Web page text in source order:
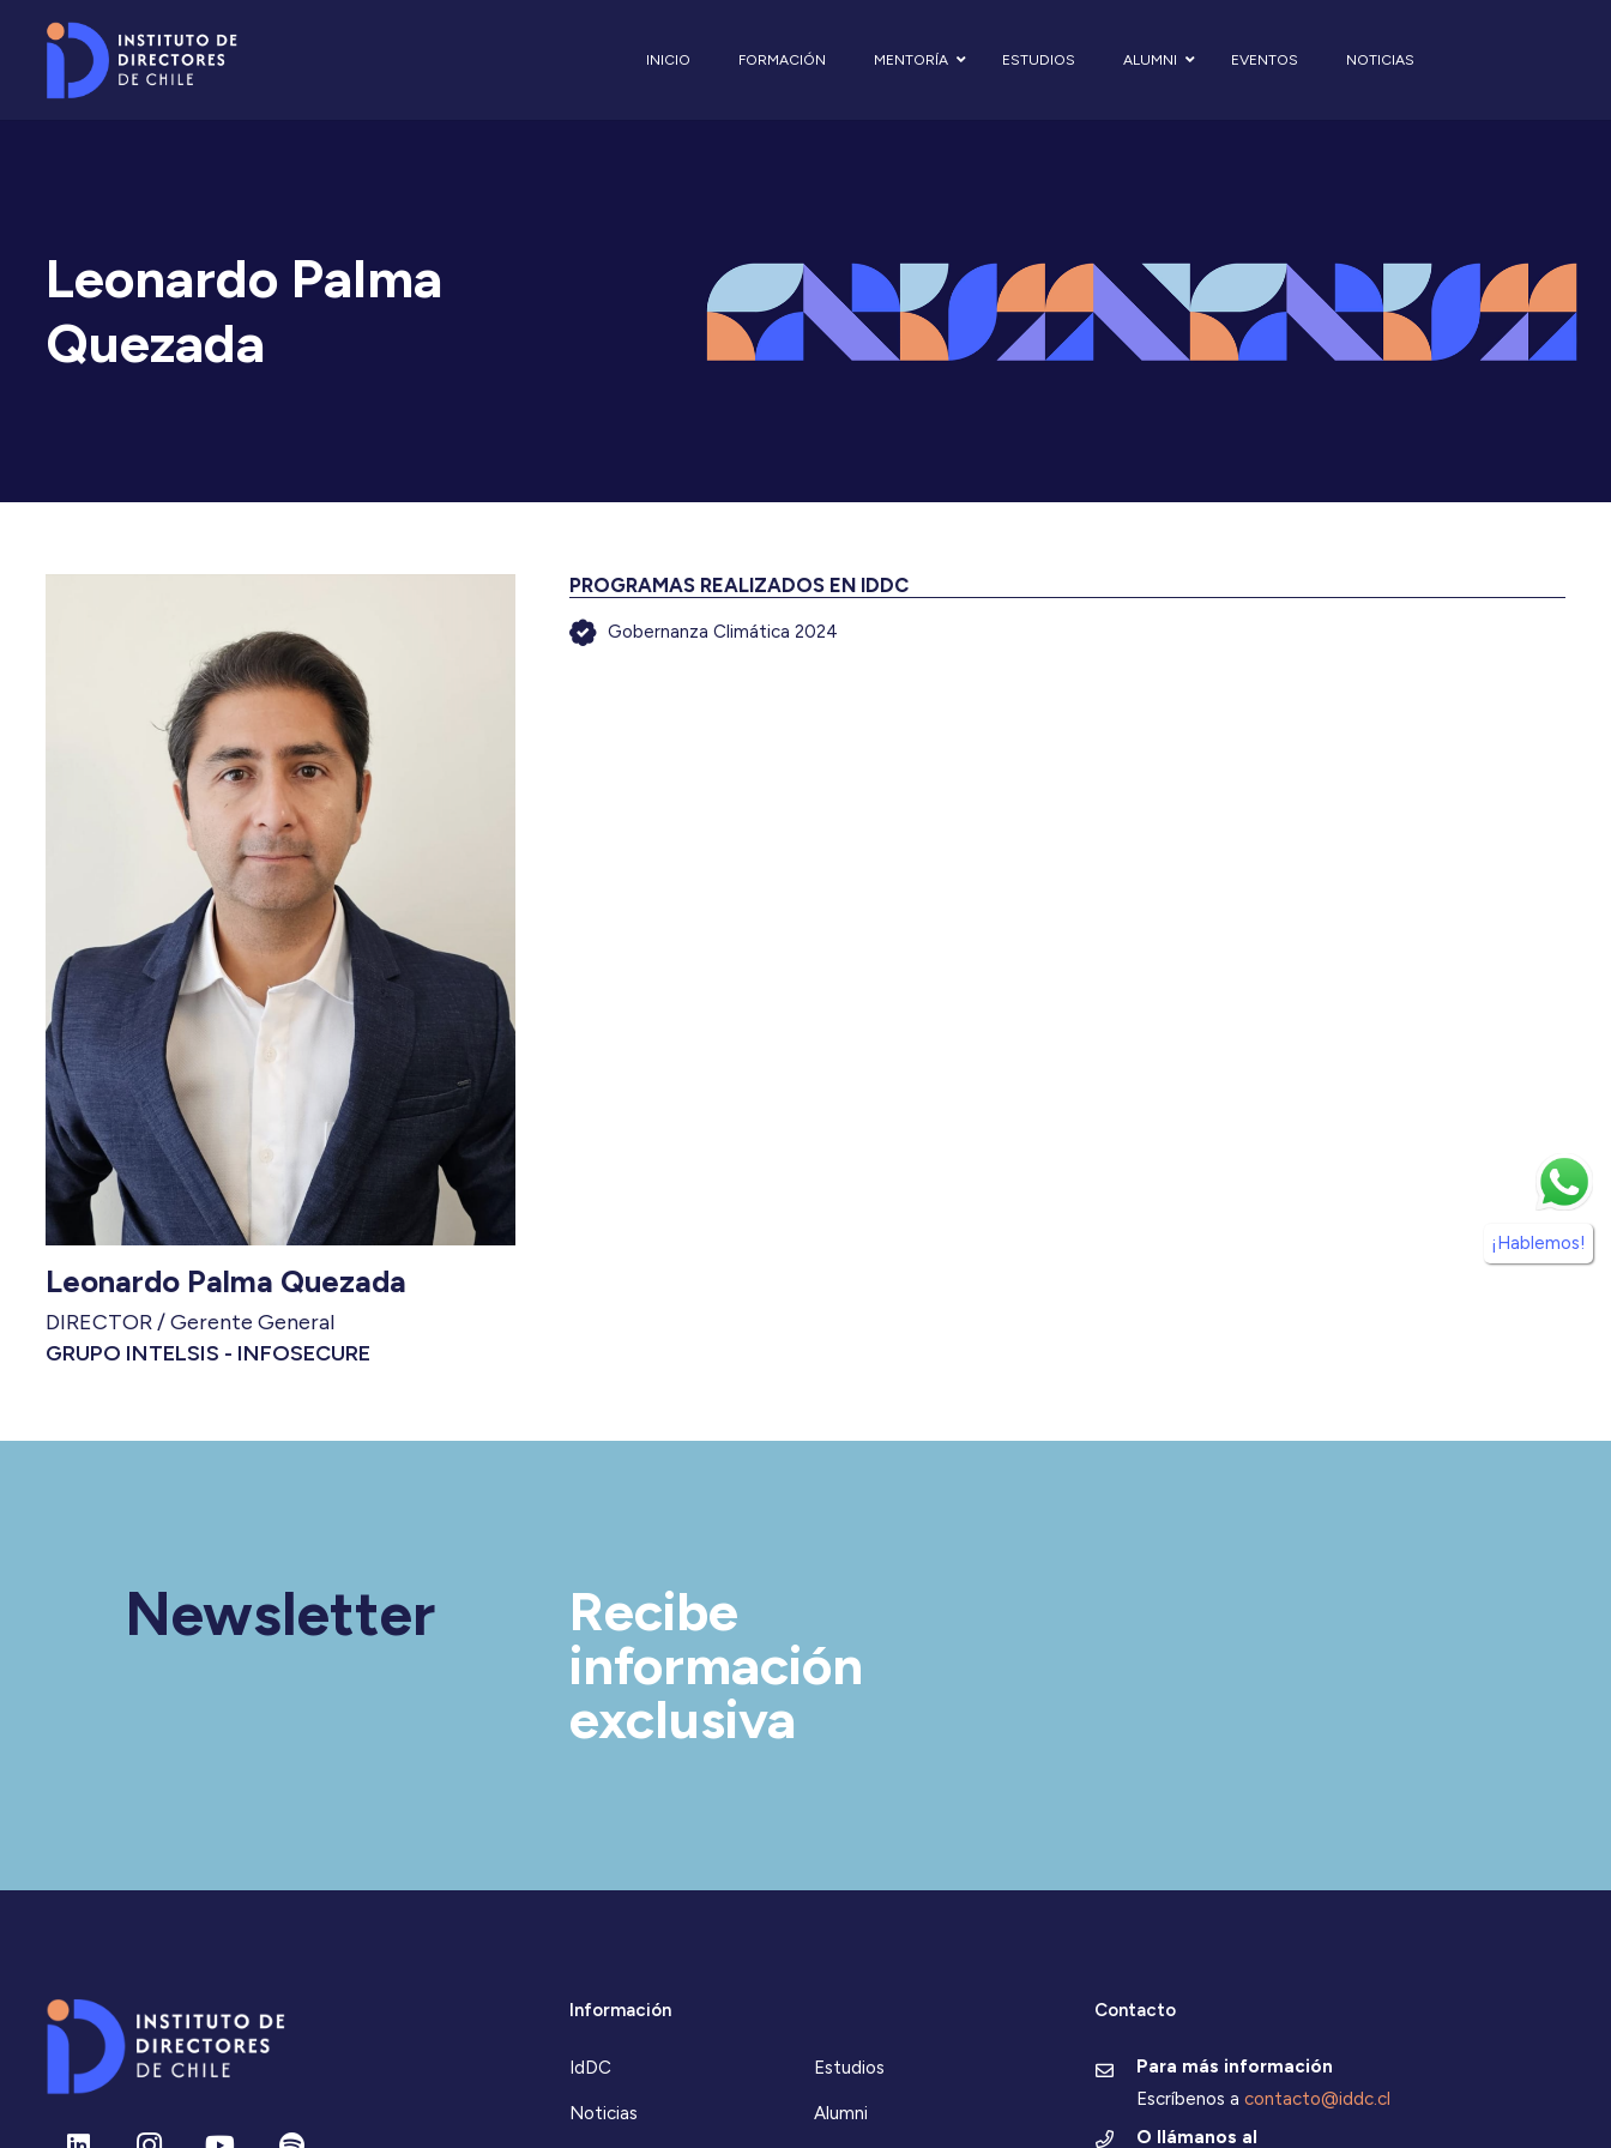
INICIO FORMACIÓN MENTORÍA ESTUDIOS ALUMNI EVENTOS NOTICIAS
Leonardo Palma
Quezada
Leonardo Palma Quezada
DIRECTOR / Gerente General
GRUPO INTELSIS - INFOSECURE
PROGRAMAS REALIZADOS EN IDDC
Gobernanza Climática 2024
Newsletter
Recibe
información
exclusiva
Información
IdDC
Noticias
Estudios
Alumni
Contacto
Para más información
Escríbenos a contacto@iddc.cl
O llámanos al
¡Hablemos!